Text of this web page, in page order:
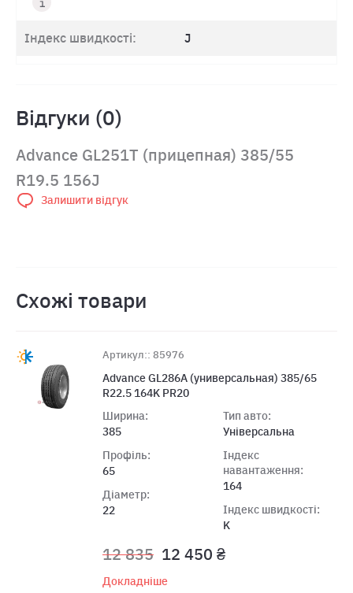
Індекс швидкості: J
Відгуки (0)
Advance GL251T (прицепная) 385/55
R19.5 156J
Залишити відгук
Схожі товари
Артикул:: 85976
Advance GL286A (универсальная) 385/65
R22.5 164K PR20
Ширина:
385
Профіль:
65
Діаметр:
22
Тип авто:
Універсальна
Індекс
навантаження:
164
Індекс швидкості:
K
12 835 12 450 ₴
Докладніше